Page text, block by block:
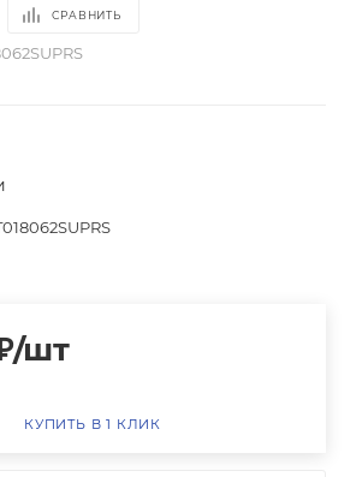
СРАВНИТЬ
/шт
КУПИТЬ В 1 КЛИК